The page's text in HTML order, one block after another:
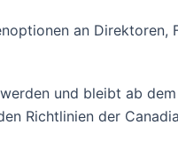
an Direktoren,
und bleibt ab
Richtlinien der